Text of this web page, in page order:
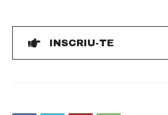
INSCRIU-TE